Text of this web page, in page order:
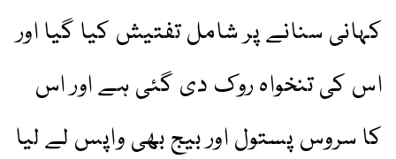
کہانی سنانے پر شامل تفتیش کیا گیا اور
اس کی تنخواہ روک دی گئی ہے اور اس
کا سروس پستول اور بیج بھی واپس لے لیا